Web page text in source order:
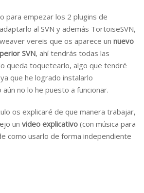
para empezar los 2 plugins de
al SVN y además TortoiseSVN,
vereis que os aparece un nuevo
SVN, ahí tendrás todas las
queda toquetearlo, algo que tendré
que he logrado instalarlo
no lo he puesto a funcionar.
os explicaré de que manera trabajar,
un video explicativo (con música para
como usarlo de forma independiente